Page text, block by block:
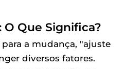
O Que Significa?
a mudança, "ajuste
diversos fatores.